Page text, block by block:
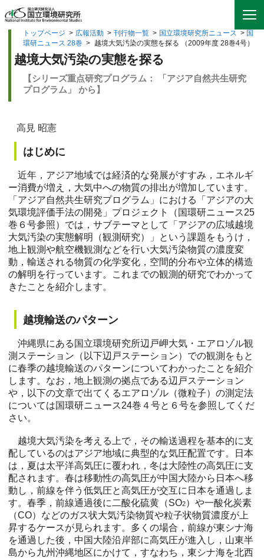
トップページ > 広報活動 > 刊行物一覧 > 国立環境研究所ニュース > 国
環研ニュース 28巻 > 越境大気汚染の実態を探る （2009年度 28巻4号）
越境大気汚染の実態を探る
【シリーズ重点研究プログラム： 「アジア自然共生研究
プログラム」 から】
高見 昭憲
はじめに
近年，アジア地域では経済的な発展がすすみ，エネルギ
ー消費が増え，大気中への物質の排出が増加しています。
「アジア自然共生研究プログラム」における「アジアの大
気環境評価手法の開発」プロジェクト（国環研ニュース25
巻６号参照）では，サブテーマとして「アジアの広域越境
大気汚染の実態解明（観測研究）」という課題をもうけ，
地上観測や航空機観測などを行い大気汚染物質の濃度変
動，輸送される物質の化学変化，空間的分布や立体的構造
の解明を行っています。これまでの観測的研究でわかって
きたことを紹介します。
越境輸送のパターン
沖縄県にある国立環境研究所辺戸岬大気・エアロゾル観
測ステーション（以下辺戸ステーション）での観測をもと
に春季の越境輸送のパターンについてわかったことを紹介
します。なお，地上観測の拠点である辺戸ステーション
や，以下の文章で出てくるエアロゾル（微粒子）の測定法
については国環研ニュース24巻４号と６号を参照してくだ
さい。
越境大気汚染を考える上で，その輸送過程を基本的に支
配しているのはアジア地域に典型的な気圧配置です。日本
は，夏は太平洋高気圧に覆われ，冬は大陸性の高気圧に支
配されます。春は移動性の高気圧が中国大陸から日本へ移
動し，前線を伴う低気圧と高気圧が交互に日本を通過しま
す。春季，前線通過後に二酸化硫黄（SO2）や一酸化炭素
（CO）などのガス状大気汚染物質や粒子状物質濃度が上
昇するケースが見られます。多くの場合，前線が東シナ海
を通過した後，中国大陸沿岸部に高気圧が進入し，山東半
島から九州沖縄地区にかけて，すなわち，東シナ海を北西